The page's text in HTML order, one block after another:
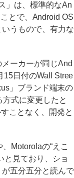
」は、標準的なAn
とで、Android OS
うもので、有力な
ーカーが同じAnd
15日付のWall Stree
」ブランド端末の
式に変更したと
ことなく、開発と
Motorolaの“えこ
と見ており、ショ
五分五分と読んで